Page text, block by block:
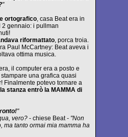
"
ortografico, casa Beat era in
gennaio: i pullman
riformattato, porca troia.
Paul McCartney: Beat aveva i
ottima musica.
il computer era a posto e
una grafica quasi
Finalmente potevo tornare a
stanza entrò la MAMMA di
"
vero? - chiese Beat- "Non
ma tanto ormai mia mamma ha